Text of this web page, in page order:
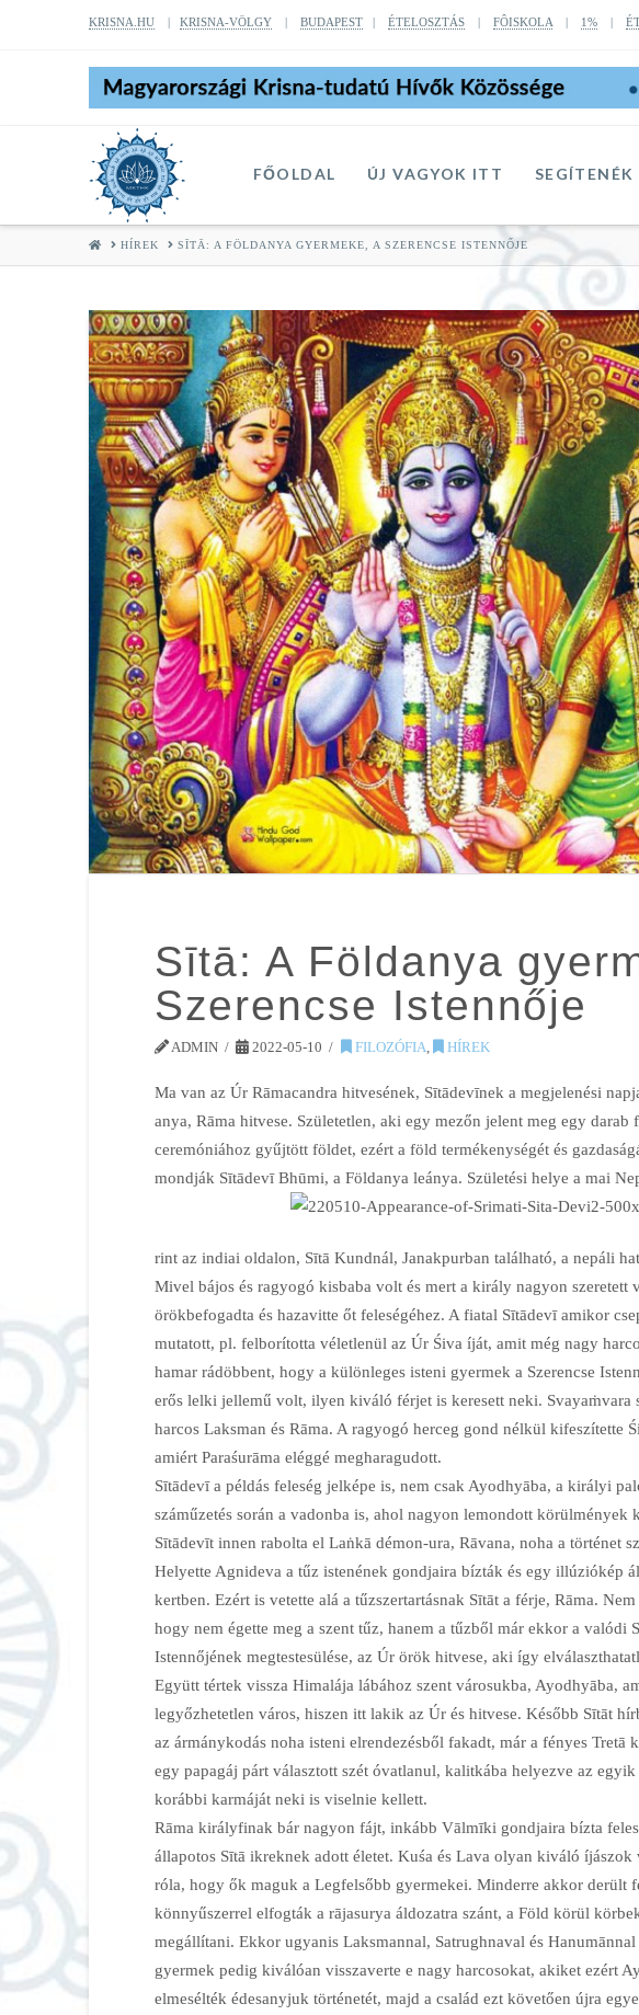
KRISNA.HU| KRISNA-VÖLGY| BUDAPEST| ÉTELOSZTÁS| FÔISKOLA| 1%|
FŐOLDAL ÚJ VAGYOK ITT SEGÍTENÉK
HOMEHÍREK SĪTĀ: A FÖLDANYA GYERMEKE, A SZERENCSE ISTENNŐJE
Sītā: A Földanya
Szerencse Istennője
ADMIN 2022-05-10 FILOZÓFIA, HÍREK
Ma van az Úr Rāmacandra hitvesének, Sītādevīnek a megjelenési
anya, Rāma hitvese. Születetlen, aki egy mezőn jelent meg egy
ceremóniához gyűjtött földet, ezért a föld termékenységét és
mondják Sītādevī Bhūmi, a Földanya leánya. Születési helye a mai
rint az indiai oldalon, Sītā Kundnál, Janakpurban található, a nepáli
Mivel bájos és ragyogó kisbaba volt és mert a király nagyon szeretett
örökbefogadta és hazavitte őt feleségéhez. A fiatal Sītādevī amikor
mutatott, pl. felborította véletlenül az Úr Śiva íját, amit még nagy
hamar rádöbbent, hogy a különleges isteni gyermek a Szerencse
erős lelki jellemű volt, ilyen kiváló férjet is keresett neki. Svayaṁvara
harcos Laksman és Rāma. A ragyogó herceg gond nélkül kifeszítette
amiért Paraśurāma eléggé megharagudott.
Sītādevī a példás feleség jelképe is, nem csak Ayodhyāba, a királyi
száműzetés során a vadonba is, ahol nagyon lemondott körülmények
Sītādevīt innen rabolta el Laṅkā démon-ura, Rāvana, noha a történet
Helyette Agnideva a tűz istenének gondjaira bízták és egy illúziókép
kertben. Ezért is vetette alá a tűzszertartásnak Sītāt a férje, Rāma.
hogy nem égette meg a szent tűz, hanem a tűzből már ekkor a valódi
Istennőjének megtestesülése, az Úr örök hitvese, aki így
Együtt tértek vissza Himalája lábához szent városukba, Ayodhyāba,
legyőzhetetlen város, hiszen itt lakik az Úr és hitvese. Később Sītāt
az ármánykodás noha isteni elrendezésből fakadt, már a fényes Tretā
egy papagáj párt választott szét óvatlanul, kalitkába helyezve az
korábbi karmáját neki is viselnie kellett.
Rāma királyfinak bár nagyon fájt, inkább Vālmīki gondjaira bízta
állapotos Sītā ikreknek adott életet. Kuśa és Lava olyan kiváló
róla, hogy ők maguk a Legfelsőbb gyermekei. Minderre akkor derült
könnyűszerrel elfogták a rājasurya áldozatra szánt, a Föld körül
megállítani. Ekkor ugyanis Laksmannal, Satrughnaval és
gyermek pedig kiválóan visszaverte e nagy harcosokat, akiket ezért
elmesélték édesanyjuk történetét, majd a család ezt követően újra